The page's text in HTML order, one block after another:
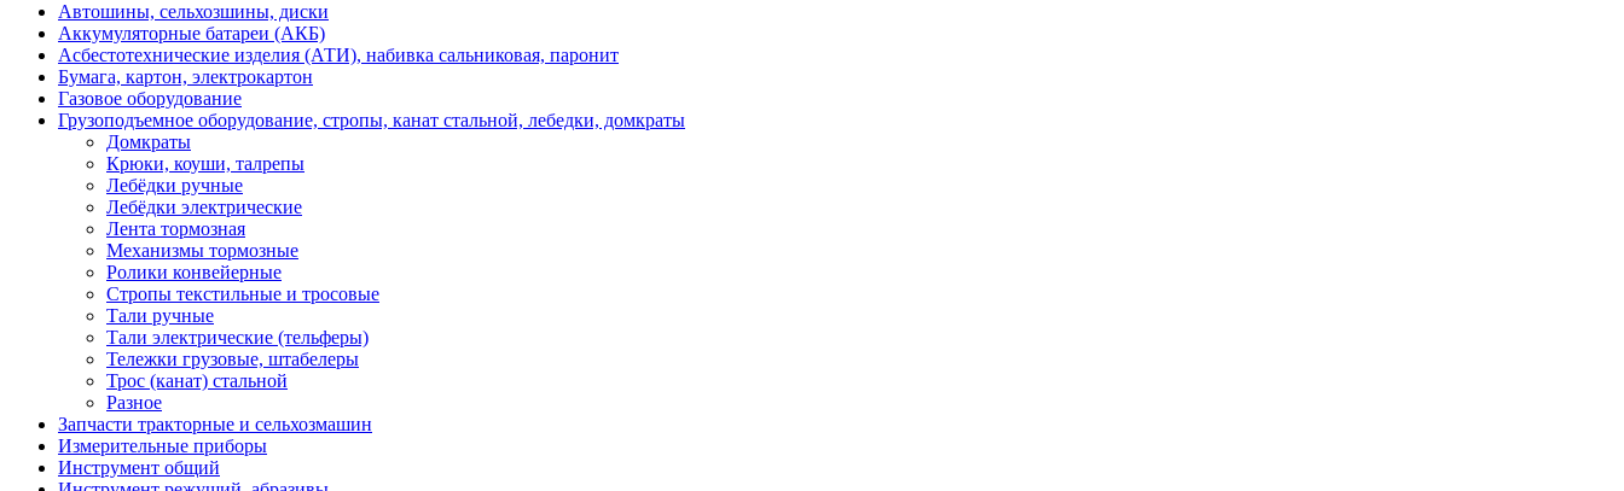
Автошины, сельхозшины, диски
Аккумуляторные батареи (АКБ)
Асбестотехнические изделия (АТИ), набивка сальниковая, паронит
Бумага, картон, электрокартон
Газовое оборудование
Грузоподъемное оборудование, стропы, канат стальной, лебедки, домкраты
Домкраты
Крюки, коуши, талрепы
Лебёдки ручные
Лебёдки электрические
Лента тормозная
Механизмы тормозные
Ролики конвейерные
Стропы текстильные и тросовые
Тали ручные
Тали электрические (тельферы)
Тележки грузовые, штабелеры
Трос (канат) стальной
Разное
Запчасти тракторные и сельхозмашин
Измерительные приборы
Инструмент общий